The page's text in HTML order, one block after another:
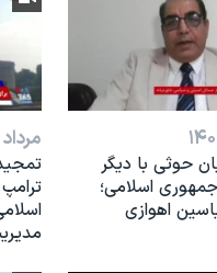
حوثی با دیگر
اسلامی؛
اهوازی
مرداد ۱۶, ۱۴۰۵